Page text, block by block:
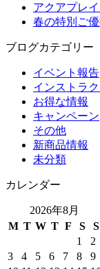
アクアプレ
春の特別ご
ブログカテゴリー
イベント報告
インストラ
お得な情報
キャンペーン
その他
新商品情報
未分類
カレンダー
2026年8月
M T W T F S
S
1
2
3
4 5 6 7 8
9